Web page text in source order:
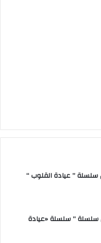
رقم 5 من سلسلة ” سلسلة «عيادة